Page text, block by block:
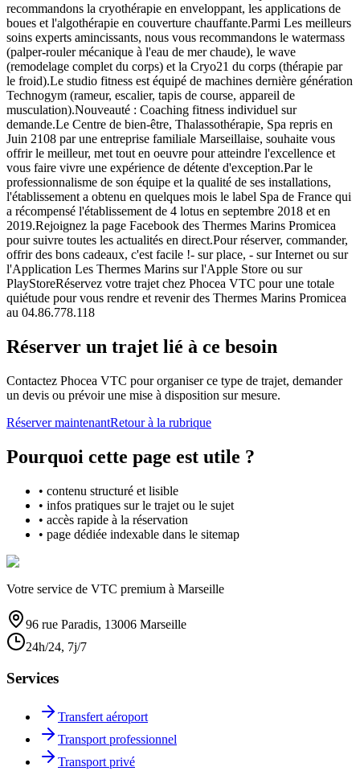
recommandons la cryothérapie en enveloppant, les applications de
boues et l'algothérapie en couverture chauffante.Parmi Les meilleurs
soins experts amincissants, nous vous recommandons le watermass
(palper-rouler mécanique à l'eau de mer chaude), le wave
(remodelage complet du corps) et la Cryo21 du corps (thérapie par
le froid).Le studio fitness est équipé de machines dernière génération
Technogym (rameur, escalier, tapis de course, appareil de
musculation).Nouveauté : Coaching fitness individuel sur
demande.Le Centre de bien-être, Thalassothérapie, Spa repris en
Juin 2108 par une entreprise familiale Marseillaise, souhaite vous
offrir le meilleur, met tout en oeuvre pour atteindre l'excellence et
vous faire vivre une expérience de détente d'exception.Par le
professionnalisme de son équipe et la qualité de ses installations,
l'établissement a obtenu en quelques mois le label Spa de France qui
a récompensé l'établissement de 4 lotus en septembre 2018 et en
2019.Rejoignez la page Facebook des Thermes Marins Promicea
pour suivre toutes les actualités en direct.Pour réserver, commander,
offrir des bons cadeaux, c'est facile !- sur place, - sur Internet ou sur
l'Application Les Thermes Marins sur l'Apple Store ou sur
PlayStoreRéservez votre trajet chez Phocea VTC pour une totale
quiétude pour vous rendre et revenir des Thermes Marins Promicea
au 04.86.778.118
Réserver un trajet lié à ce besoin
Contactez Phocea VTC pour organiser ce type de trajet, demander
un devis ou prévoir une mise à disposition sur mesure.
Réserver maintenantRetour à la rubrique
Pourquoi cette page est utile ?
• contenu structuré et lisible
• infos pratiques sur le trajet ou le sujet
• accès rapide à la réservation
• page dédiée indexable dans le sitemap
Votre service de VTC premium à Marseille
96 rue Paradis, 13006 Marseille
24h/24, 7j/7
Services
Transfert aéroport
Transport professionnel
Transport privé